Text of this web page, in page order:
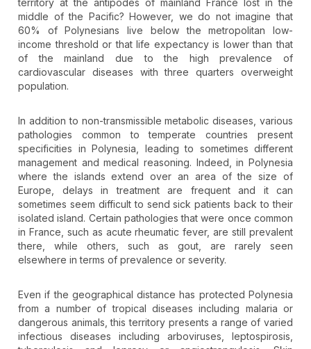
territory at the antipodes of mainland France lost in the
middle of the Pacific? However, we do not imagine that
60% of Polynesians live below the metropolitan low-
income threshold or that life expectancy is lower than that
of the mainland due to the high prevalence of
cardiovascular diseases with three quarters overweight
population.
In addition to non-transmissible metabolic diseases, various
pathologies common to temperate countries present
specificities in Polynesia, leading to sometimes different
management and medical reasoning. Indeed, in Polynesia
where the islands extend over an area of the size of
Europe, delays in treatment are frequent and it can
sometimes seem difficult to send sick patients back to their
isolated island. Certain pathologies that were once common
in France, such as acute rheumatic fever, are still prevalent
there, while others, such as gout, are rarely seen
elsewhere in terms of prevalence or severity.
Even if the geographical distance has protected Polynesia
from a number of tropical diseases including malaria or
dangerous animals, this territory presents a range of varied
infectious diseases including arboviruses, leptospirosis,